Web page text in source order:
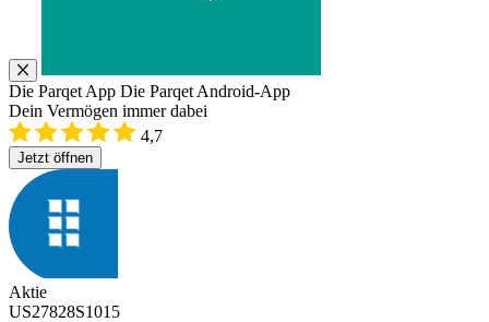
Die Parqet App Die Parqet Android-App
Dein Vermögen immer dabei
4,7
Jetzt öffnen
Aktie
US27828S1015